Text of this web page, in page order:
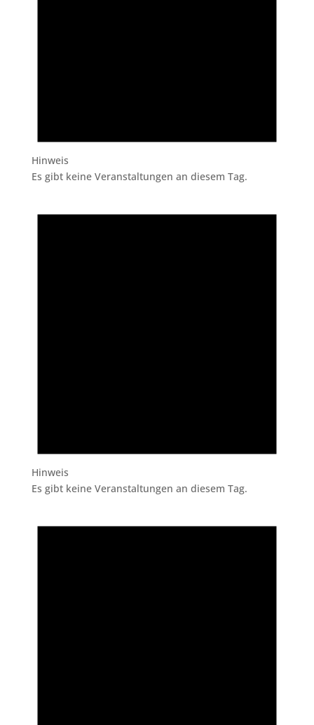
Hinweis
Es gibt keine Veranstaltungen an diesem Tag.
Hinweis
Es gibt keine Veranstaltungen an diesem Tag.